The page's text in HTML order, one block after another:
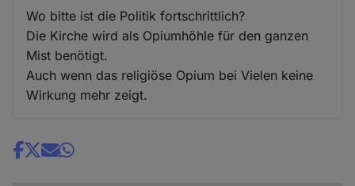
Wo bitte ist die Politik fortschrittlich?
Die Kirche wird als Opiumhöhle für den ganzen
Mist benötigt.
Auch wenn das religiöse Opium bei Vielen keine
Wirkung mehr zeigt.
Share